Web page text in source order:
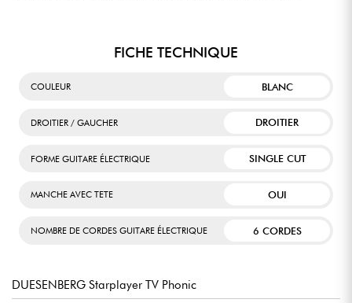
FICHE TECHNIQUE
COULEUR BLANC
DROITIER / GAUCHER DROITIER
FORME GUITARE ÉLECTRIQUE SINGLE CUT
MANCHE AVEC TETE OUI
NOMBRE DE CORDES GUITARE ÉLECTRIQUE 6 CORDES
DUESENBERG Starplayer TV Phonic